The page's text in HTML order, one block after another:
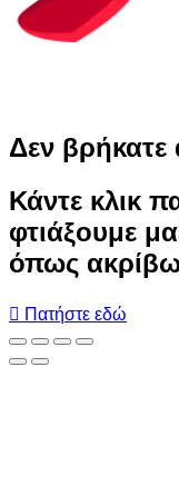
Δεν βρήκατε
Κάντε κλικ
φτιάξουμε
όπως
Πατήστε εδώ